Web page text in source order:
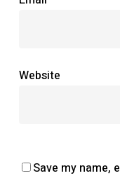
Website
Save my name,